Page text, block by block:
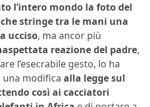
l’intero mondo la foto del
stringe tra le mani una
ucciso, ma ancor più
reazione del padre,
l’esecrabile gesto, lo ha
modifica alla legge sul
così ai cacciatori